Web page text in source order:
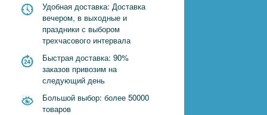
Удобная доставка: Доставка
вечером, в выходные и
праздники с выбором
трехчасового интервала
Быстрая доставка: 90%
заказов привозим на
следующий день
Большой выбор: более 50000
товаров